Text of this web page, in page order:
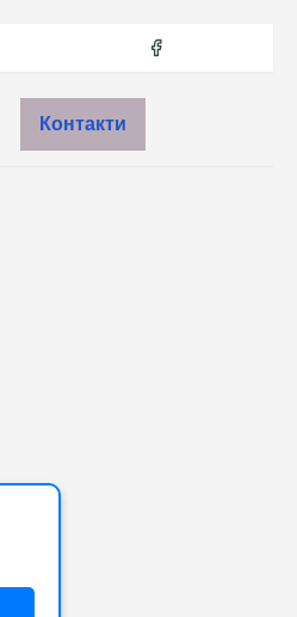
Контакти